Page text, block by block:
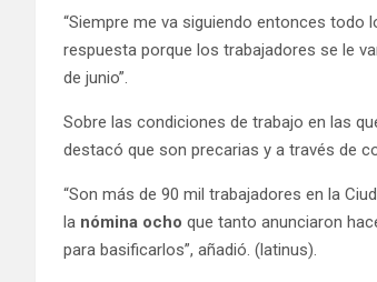
“Siempre me va siguiendo entonces todo
respuesta porque los trabajadores se le
de junio”.
Sobre las condiciones de trabajo en las
destacó que son precarias y a través de
“Son más de 90 mil trabajadores en la
la nómina ocho que tanto anunciaron
para basificarlos”, añadió. (latinus).